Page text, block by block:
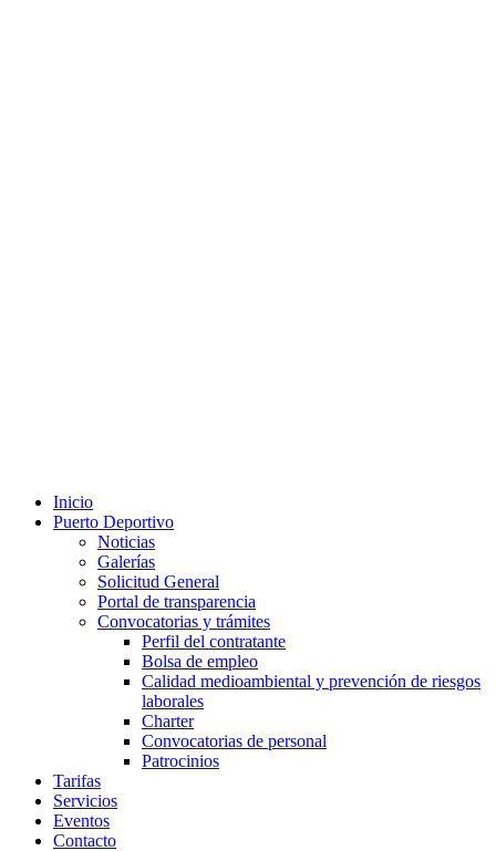
Inicio
Puerto Deportivo
Noticias
Galerías
Solicitud General
Portal de transparencia
Convocatorias y trámites
Perfil del contratante
Bolsa de empleo
Calidad medioambiental y prevención de riesgos
laborales
Charter
Convocatorias de personal
Patrocinios
Tarifas
Servicios
Eventos
Contacto